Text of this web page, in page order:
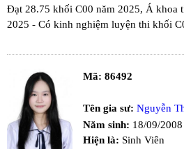
Đạt 28.75 khối C00 năm 2025, Á khoa
2025 - Có kinh nghiệm luyện thi khối
Mã: 86492
Tên gia sư: Nguyễn
Năm sinh: 18/09/2008
Hiện là: Sinh Viên